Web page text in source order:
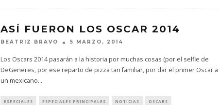
ASÍ FUERON LOS OSCAR 2014
BEATRIZ BRAVO 5 MARZO, 2014
Los Oscars 2014 pasarán a la historia por muchas cosas (por el selfie de
DeGeneres, por ese reparto de pizza tan familiar, por dar el primer Oscar a
un mexicano...
ESPECIALES ESPECIALES PRINCIPALES NOTICIAS OSCARS